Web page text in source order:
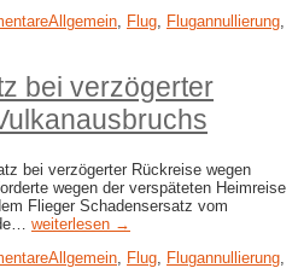
Allgemein, Flug, Flugannullierung,
bei verzögerter
bei verzögerter Rückreise wegen
wegen der verspäteten Heimreise
Flieger Schadensersatz vom
weiterlesen →
Allgemein Flug Flugannullierung